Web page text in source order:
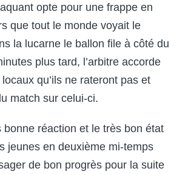
opte pour une frappe en
que tout le monde voyait le
la lucarne le ballon file à côté du
plus tard, l’arbitre accorde
qu’ils ne rateront pas et
match sur celui-ci.
bonne réaction et le très bon état
jeunes en deuxième mi-temps
de bon progrès pour la suite